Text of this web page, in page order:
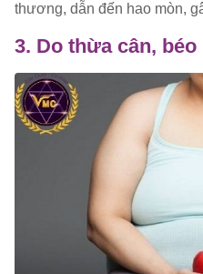
thương, dẫn đến hao mòn,
3. Do thừa cân, béo